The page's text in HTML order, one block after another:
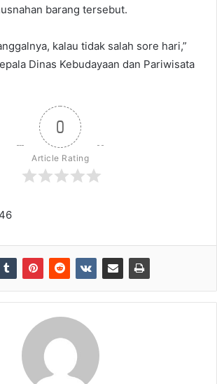
barang tersebut.
kalau tidak salah sore hari,”
Dinas Kebudayaan dan Pariwisata
0
Article Rating